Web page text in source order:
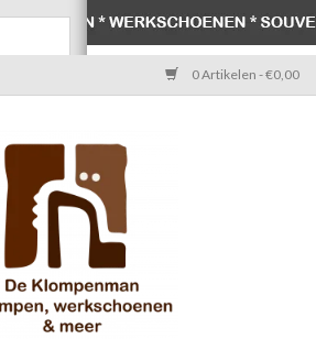
0 Artikelen - €0,00